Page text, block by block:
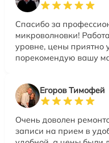
Спасибо за
микроволновки!
уровне, цены приятно
порекомендую вашу
Егоров Тимофей
Очень доволен
записи на прием в